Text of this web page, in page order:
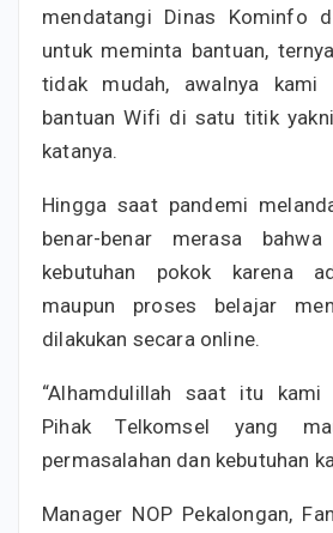
mendatangi Dinas Kominfo
untuk meminta bantuan,
tidak mudah, awalnya kami
bantuan Wifi di satu titik
katanya.
Hingga saat pandemi
benar-benar merasa
kebutuhan pokok karena
maupun proses belajar
dilakukan secara online.
“Alhamdulillah saat itu kami
Pihak Telkomsel yang
permasalahan dan kebutuhan
Manager NOP Pekalongan,